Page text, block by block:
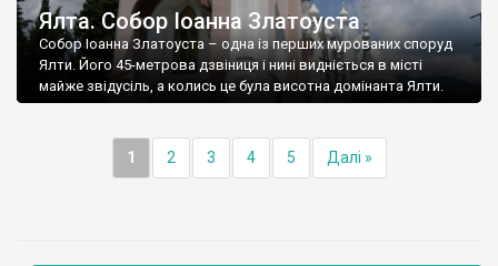
Ялта. Собор Іоанна Златоуста
Собор Іоанна Златоуста – одна із перших мурованих споруд
Ялти. Його 45-метрова дзвіниця і нині видніється в місті
майже звідусіль, а колись це була висотна домінанта Ялти.
1 2 3 4 5 Далі »